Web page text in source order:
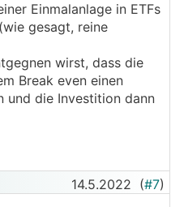
Einmalanlage in ETFs
gesagt, reine
wirst, dass die
Break even einen
und die Investition dann
14.5.2022 (#7)